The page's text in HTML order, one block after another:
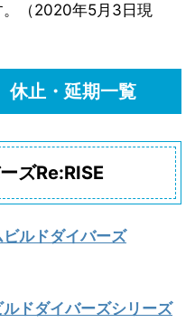
。（2020年5月3日現
休止・延期一覧
ズRe:RISE
ビルドダイバーズ
ルドダイバーズシリーズ